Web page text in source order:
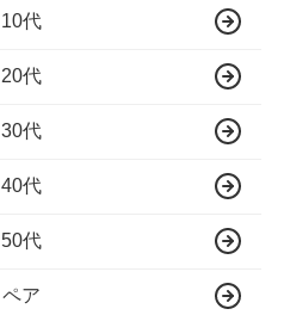
10代
20代
30代
40代
50代
ペア